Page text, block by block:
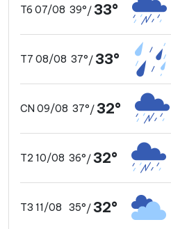
T6 07/08 39°/ 33°
T7 08/08 37°/ 33°
CN 09/08 37°/ 32°
T2 10/08 36°/ 32°
T3 11/08 35°/ 32°